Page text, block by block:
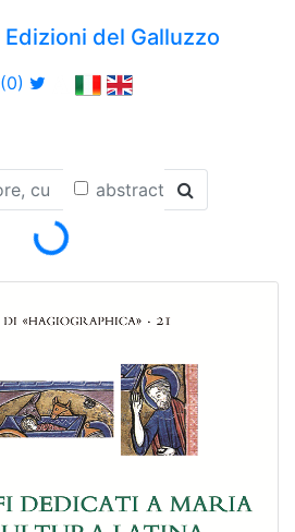
Edizioni del Galluzzo
(0)
abstract
Loading...